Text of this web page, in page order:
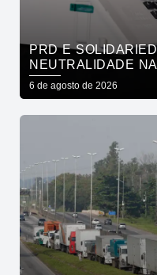
PRD E
NEUTRALIDADE
6 de agosto de 2026